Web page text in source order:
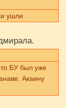
ушли.
БУ был уже
Акаину